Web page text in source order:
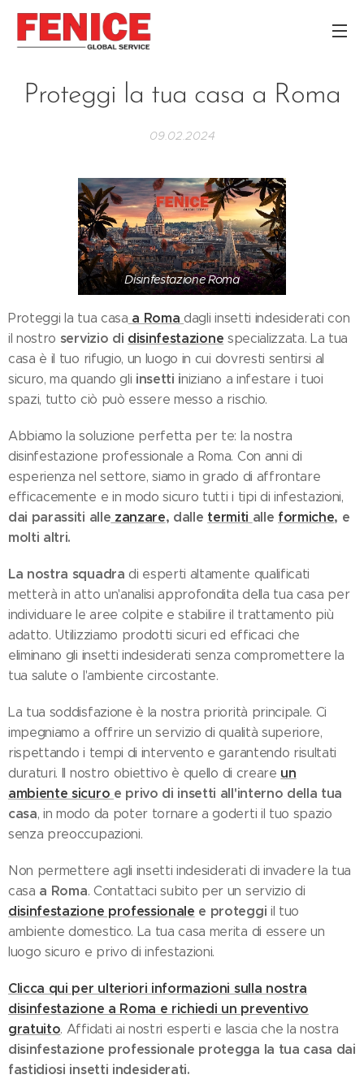
Proteggi la tua casa a Roma
09.02.2024
Disinfestazione Roma
Proteggi la tua casa a Roma dagli insetti indesiderati con
il nostro servizio di disinfestazione specializzata. La tua
casa è il tuo rifugio, un luogo in cui dovresti sentirsi al
sicuro, ma quando gli insetti iniziano a infestare i tuoi
spazi, tutto ciò può essere messo a rischio.
Abbiamo la soluzione perfetta per te: la nostra
disinfestazione professionale a Roma. Con anni di
esperienza nel settore, siamo in grado di affrontare
efficacemente e in modo sicuro tutti i tipi di infestazioni,
dai parassiti alle zanzare, dalle termiti alle formiche, e
molti altri.
La nostra squadra di esperti altamente qualificati
metterà in atto un'analisi approfondita della tua casa per
individuare le aree colpite e stabilire il trattamento più
adatto. Utilizziamo prodotti sicuri ed efficaci che
eliminano gli insetti indesiderati senza compromettere la
tua salute o l'ambiente circostante.
La tua soddisfazione è la nostra priorità principale. Ci
impegniamo a offrire un servizio di qualità superiore,
rispettando i tempi di intervento e garantendo risultati
duraturi. Il nostro obiettivo è quello di creare un
ambiente sicuro e privo di insetti all'interno della tua
casa, in modo da poter tornare a goderti il ​​tuo spazio
senza preoccupazioni.
Non permettere agli insetti indesiderati di invadere la tua
casa a Roma. Contattaci subito per un servizio di
disinfestazione professionale e proteggi il tuo
ambiente domestico. La tua casa merita di essere un
luogo sicuro e privo di infestazioni.
Clicca qui per ulteriori informazioni sulla nostra
disinfestazione a Roma e richiedi un preventivo
gratuito. Affidati ai nostri esperti e lascia che la nostra
disinfestazione professionale protegga la tua casa dai
fastidiosi insetti indesiderati.